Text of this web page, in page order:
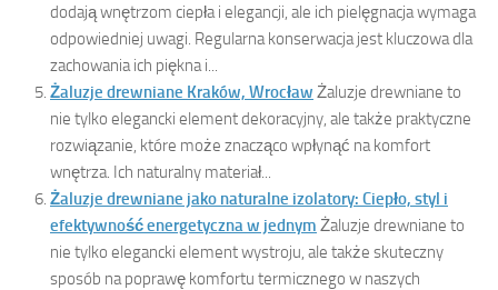
dodają wnętrzom ciepła i elegancji, ale ich pielęgnacja wymaga
odpowiedniej uwagi. Regularna konserwacja jest kluczowa dla
zachowania ich piękna i...
Żaluzje drewniane Kraków, Wrocław Żaluzje drewniane to
nie tylko elegancki element dekoracyjny, ale także praktyczne
rozwiązanie, które może znacząco wpłynąć na komfort
wnętrza. Ich naturalny materiał...
Żaluzje drewniane jako naturalne izolatory: Ciepło, styl i
efektywność energetyczna w jednym Żaluzje drewniane to
nie tylko elegancki element wystroju, ale także skuteczny
sposób na poprawę komfortu termicznego w naszych